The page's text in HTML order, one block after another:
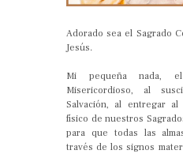
Adorado sea el Sagrado
Jesús.
Mi pequeña nada,
Misericordioso, al
Salvación, al entregar
físico de nuestros
para que todas las
través de los signos